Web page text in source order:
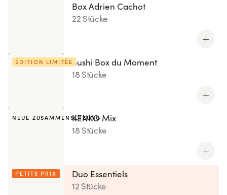
Box Adrien Cachot
22 Stücke
ÉDITION LIMITÉE Sushi Box du Moment
18 Stücke
NEUE ZUSAMMENSETZUNG
KENKO Mix
18 Stücke
PETITS PRIX
Duo Essentiels
12 Stücke